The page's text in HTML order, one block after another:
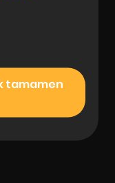
tamamen